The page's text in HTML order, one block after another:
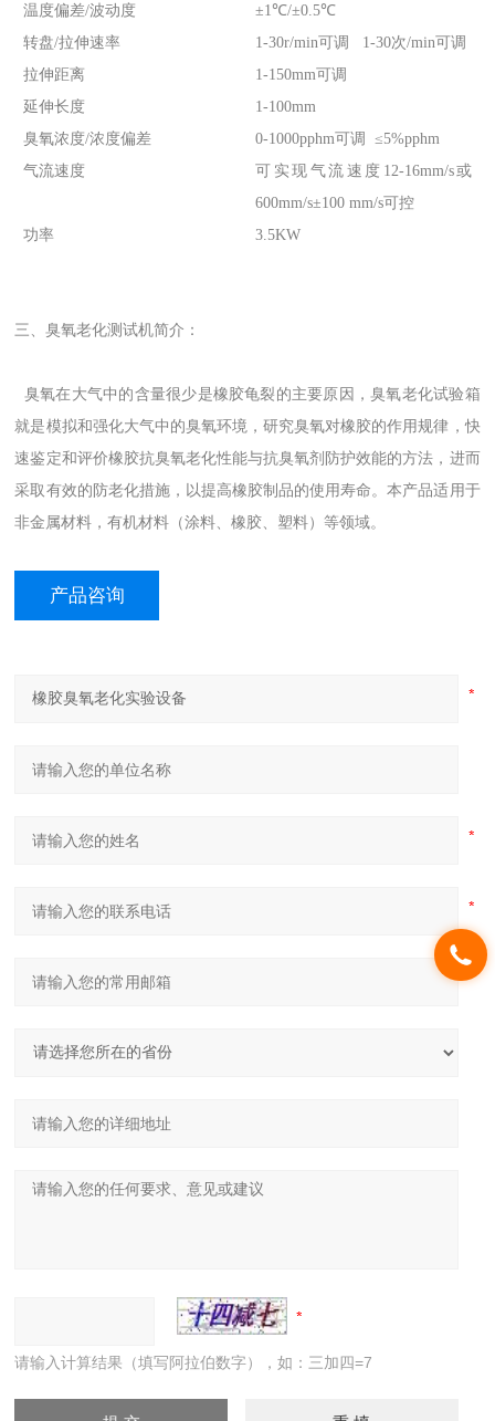
温度偏差/波动度
±1℃/±0.5℃
转盘/拉伸速率
1-30r/min可调 1-30次/min可调
拉伸距离
1-150mm可调
延伸长度
1-100mm
臭氧浓度/浓度偏差
0-1000pphm可调 ≤5%pphm
气流速度
可实现气流速度12-16mm/s或
600mm/s±100 mm/s可控
功率
3.5KW
三、臭氧老化测试机简介：
臭氧在大气中的含量很少是橡胶龟裂的主要原因，臭氧老化试验箱
就是模拟和强化大气中的臭氧环境，研究臭氧对橡胶的作用规律，快
速鉴定和评价橡胶抗臭氧老化性能与抗臭氧剂防护效能的方法，进而
采取有效的防老化措施，以提高橡胶制品的使用寿命。本产品适用于
非金属材料，有机材料（涂料、橡胶、塑料）等领域。
产品咨询
请输入计算结果（填写阿拉伯数字），如：三加四=7